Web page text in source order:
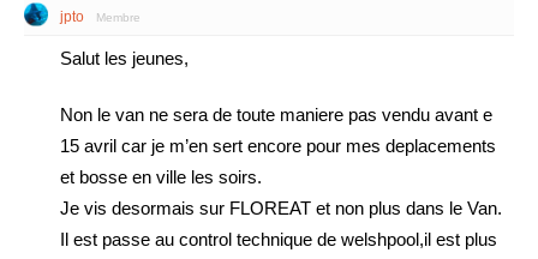
jpto Membre
Salut les jeunes,
Non le van ne sera de toute maniere pas vendu avant e
15 avril car je m’en sert encore pour mes deplacements
et bosse en ville les soirs.
Je vis desormais sur FLOREAT et non plus dans le Van.
Il est passe au control technique de welshpool,il est plus